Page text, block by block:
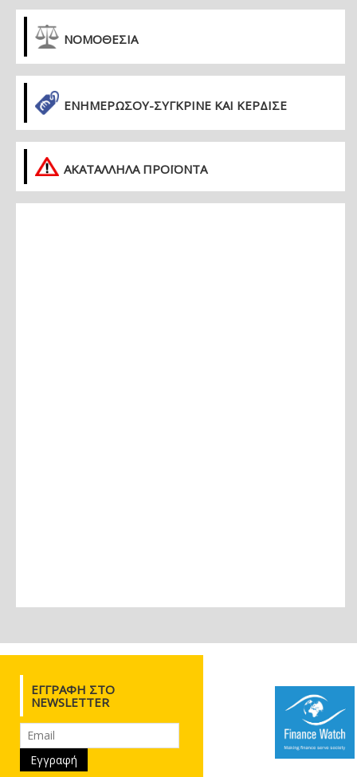
ΝΟΜΟΘΕΣΙΑ
ΕΝΗΜΕΡΏΣΟΥ-ΣΎΓΚΡΙΝΕ ΚΑΙ ΚΈΡΔΙΣΕ
ΑΚΑΤΑΛΛΗΛΑ ΠΡΟΪΟΝΤΑ
ΕΓΓΡΑΦΉ ΣΤΟ
NEWSLETTER